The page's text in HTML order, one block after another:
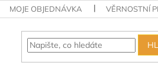
MOJE OBJEDNÁVKA VĚRNOSTNÍ